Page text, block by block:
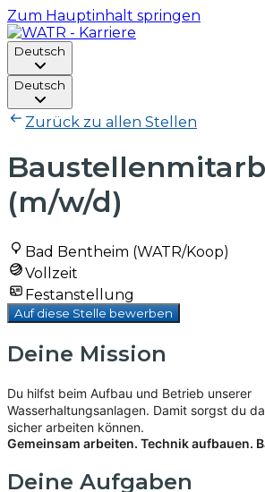
Zum Hauptinhalt springen
Deutsch
Deutsch
Zurück zu allen Stellen
(m/w/d)
Bad Bentheim (WATR/Koop)
Vollzeit
Festanstellung
Auf diese Stelle bewerben
Deine Mission
Du hilfst beim Aufbau und Betrieb unserer
Wasserhaltungsanlagen. Damit sorgst du
sicher arbeiten können.
Gemeinsam arbeiten. Technik aufbauen.
Deine Aufgaben